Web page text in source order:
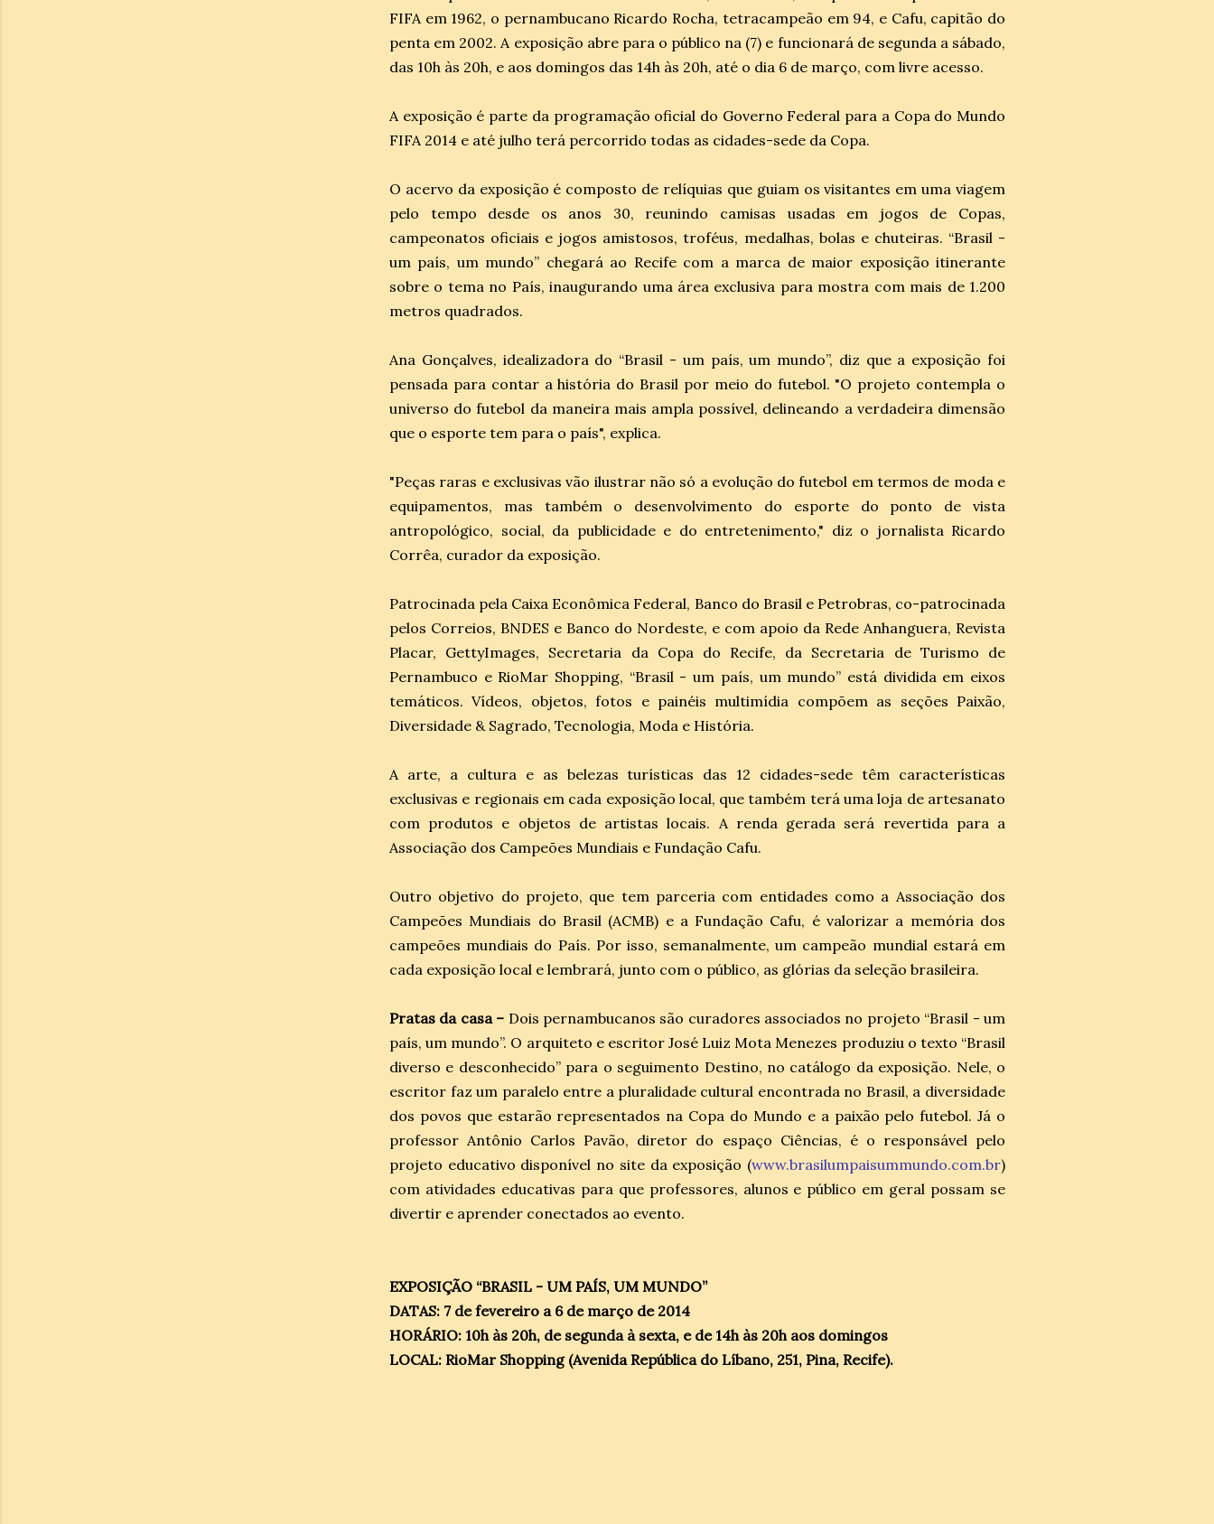
FIFA em 1962, o pernambucano Ricardo Rocha, tetracampeão em 94, e Cafu, capitão do
penta em 2002. A exposição abre para o público na (7) e funcionará de segunda a sábado,
das 10h às 20h, e aos domingos das 14h às 20h, até o dia 6 de março, com livre acesso.
A exposição é parte da programação oficial do Governo Federal para a Copa do Mundo
FIFA 2014 e até julho terá percorrido todas as cidades-sede da Copa.
O acervo da exposição é composto de relíquias que guiam os visitantes em uma viagem
pelo tempo desde os anos 30, reunindo camisas usadas em jogos de Copas,
campeonatos oficiais e jogos amistosos, troféus, medalhas, bolas e chuteiras. “Brasil -
um país, um mundo” chegará ao Recife com a marca de maior exposição itinerante
sobre o tema no País, inaugurando uma área exclusiva para mostra com mais de 1.200
metros quadrados.
Ana Gonçalves, idealizadora do “Brasil - um país, um mundo”, diz que a exposição foi
pensada para contar a história do Brasil por meio do futebol. "O projeto contempla o
universo do futebol da maneira mais ampla possível, delineando a verdadeira dimensão
que o esporte tem para o país", explica.
"Peças raras e exclusivas vão ilustrar não só a evolução do futebol em termos de moda e
equipamentos, mas também o desenvolvimento do esporte do ponto de vista
antropológico, social, da publicidade e do entretenimento," diz o jornalista Ricardo
Corrêa, curador da exposição.
Patrocinada pela Caixa Econômica Federal, Banco do Brasil e Petrobras, co-patrocinada
pelos Correios, BNDES e Banco do Nordeste, e com apoio da Rede Anhanguera, Revista
Placar, GettyImages, Secretaria da Copa do Recife, da Secretaria de Turismo de
Pernambuco e RioMar Shopping, “Brasil - um país, um mundo” está dividida em eixos
temáticos. Vídeos, objetos, fotos e painéis multimídia compõem as seções Paixão,
Diversidade & Sagrado, Tecnologia, Moda e História.
A arte, a cultura e as belezas turísticas das 12 cidades-sede têm características
exclusivas e regionais em cada exposição local, que também terá uma loja de artesanato
com produtos e objetos de artistas locais. A renda gerada será revertida para a
Associação dos Campeões Mundiais e Fundação Cafu.
Outro objetivo do projeto, que tem parceria com entidades como a Associação dos
Campeões Mundiais do Brasil (ACMB) e a Fundação Cafu, é valorizar a memória dos
campeões mundiais do País. Por isso, semanalmente, um campeão mundial estará em
cada exposição local e lembrará, junto com o público, as glórias da seleção brasileira.
Pratas da casa – Dois pernambucanos são curadores associados no projeto “Brasil - um
país, um mundo”. O arquiteto e escritor José Luiz Mota Menezes produziu o texto “Brasil
diverso e desconhecido” para o seguimento Destino, no catálogo da exposição. Nele, o
escritor faz um paralelo entre a pluralidade cultural encontrada no Brasil, a diversidade
dos povos que estarão representados na Copa do Mundo e a paixão pelo futebol. Já o
professor Antônio Carlos Pavão, diretor do espaço Ciências, é o responsável pelo
projeto educativo disponível no site da exposição (www.brasilumpaisummundo.com.br)
com atividades educativas para que professores, alunos e público em geral possam se
divertir e aprender conectados ao evento.
EXPOSIÇÃO “BRASIL - UM PAÍS, UM MUNDO”
DATAS: 7 de fevereiro a 6 de março de 2014
HORÁRIO: 10h às 20h, de segunda à sexta, e de 14h às 20h aos domingos
LOCAL: RioMar Shopping (Avenida República do Líbano, 251, Pina, Recife).